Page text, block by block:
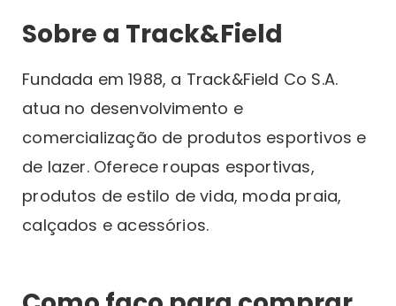
Sobre a Track&Field
Fundada em 1988, a Track&Field Co S.A.
atua no desenvolvimento e
comercialização de produtos esportivos e
de lazer. Oferece roupas esportivas,
produtos de estilo de vida, moda praia,
calçados e acessórios.